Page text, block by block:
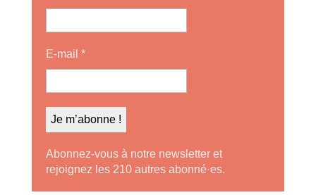
E-mail *
Abonnez-vous à notre newsletter et
rejoignez les 210 autres abonné·es.